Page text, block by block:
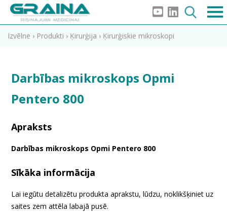
Izvēlne › Produkti › Ķirurģija › Ķirurģiskie mikroskopi
Darbības mikroskops Opmi
Pentero 800
Apraksts
Darbības mikroskops Opmi Pentero 800
Sīkāka informācija
Lai iegūtu detalizētu produkta aprakstu, lūdzu, noklikšķiniet uz
saites zem attēla labajā pusē.